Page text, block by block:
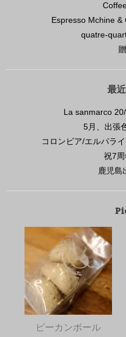
Espresso Mchine
quatre-
最
La sanmarco
5月、出張
コロンビア/エルパラ
祝7
鹿児島
ピーカンボール